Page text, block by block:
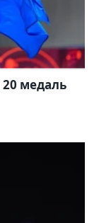
медаль